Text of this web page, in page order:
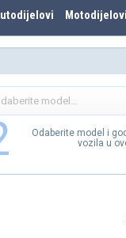
Motodijelovi
Odaberite model i
vozila u